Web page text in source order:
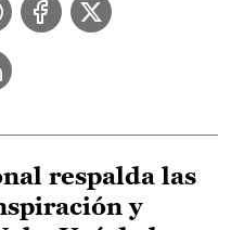
respalda las
y